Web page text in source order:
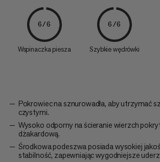
6/6
Wspinaczka piesza
6/6
Szybkie wędrówki
Pokrowiec na sznurowadła, aby utrzymać
czystymi.
Wysoko odporny na ścieranie wierzch
dżakardową.
Środkowa podeszwa posiada wysokiej
stabilność, zapewniając wygodniejsze